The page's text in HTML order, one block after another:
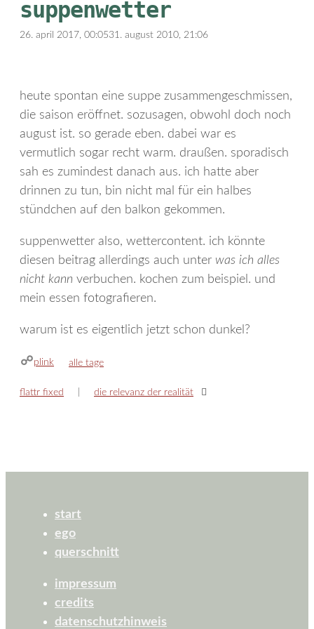
suppenwetter
26. april 2017, 00:0531. august 2010, 21:06
heute spontan eine suppe zusammengeschmissen,
die saison eröffnet. sozusagen, obwohl doch noch
august ist. so gerade eben. dabei war es
vermutlich sogar recht warm. draußen. sporadisch
sah es zumindest danach aus. ich hatte aber
drinnen zu tun, bin nicht mal für ein halbes
stündchen auf den balkon gekommen.
suppenwetter also, wettercontent. ich könnte
diesen beitrag allerdings auch unter was ich alles
nicht kann verbuchen. kochen zum beispiel. und
mein essen fotografieren.
warum ist es eigentlich jetzt schon dunkel?
plink kategorien
alle tage
flattr fixed die relevanz der realität
start
ego
querschnitt
impressum
credits
datenschutzhinweis